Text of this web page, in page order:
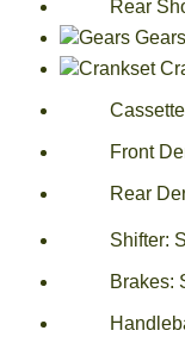
Rear
Front
Rear
Shifter:
Brakes: